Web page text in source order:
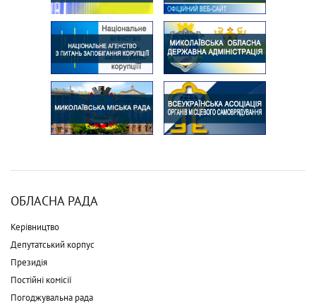
ОБЛАСНА РАДА
Керівництво
Депутатський корпус
Президія
Постійні комісії
Погоджувальна рада